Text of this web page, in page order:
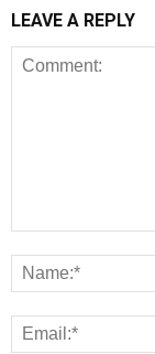
LEAVE A REPLY